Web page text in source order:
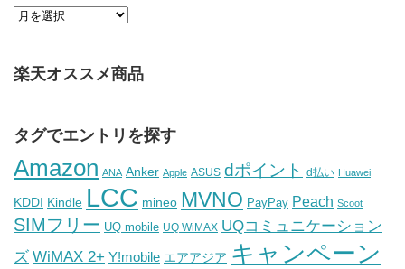
楽天オススメ商品
タグでエントリを探す
Amazon ANA Anker Apple ASUS dポイント d払い Huawei
KDDI Kindle LCC mineo MVNO PayPay Peach Scoot
SIMフリー UQ mobile UQ WiMAX UQコミュニケーション
ズ WiMAX 2+ Y!mobile エアアジア キャンペーン